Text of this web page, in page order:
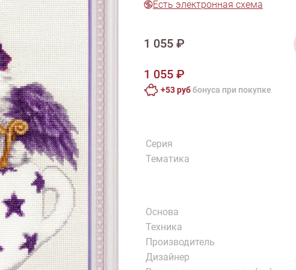
Натюрморт
Птицы
Варежки
Есть электронная схема
1 055 ₽
1 055 ₽
+53 руббонусa при покупке
Серия
Тематика
Основа
Техника
Производитель
Дизайнер